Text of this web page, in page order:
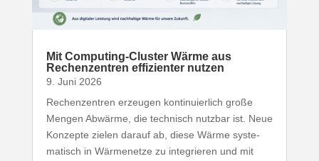
Mit Computing-​Cluster Wärme aus
Rechen­zentren effi­zi­enter nutzen
9. Juni 2026
Rechen­zentren erzeugen konti­nu­ierlich große
Mengen Abwärme, die technisch nutzbar ist. Neue
Konzepte zielen darauf ab, diese Wärme syste­
ma­tisch in Wärme­netze zu inte­grieren und mit